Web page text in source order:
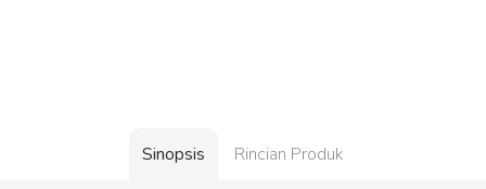
Sinopsis Rincian Produk